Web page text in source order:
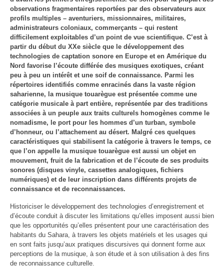
observations fragmentaires reportées par des observateurs aux
profils multiples – aventuriers, missionnaires, militaires,
administrateurs coloniaux, commerçants – qui restent
difficilement exploitables d’un point de vue scientifique. C’est à
partir du début du XXe siècle que le développement des
technologies de captation sonore en Europe et en Amérique du
Nord favorise l’écoute différée des musiques exotiques, créant
peu à peu un intérêt et une soif de connaissance. Parmi les
répertoires identifiés comme enracinés dans la vaste région
saharienne, la musique touarègue est présentée comme une
catégorie musicale à part entière, représentée par des traditions
associées à un peuple aux traits culturels homogènes comme le
nomadisme, le port pour les hommes d’un turban, symbole
d’honneur, ou l’attachement au désert. Malgré ces quelques
caractéristiques qui stabilisent la catégorie à travers le temps, ce
que l’on appelle la musique touarègue est aussi un objet en
mouvement, fruit de la fabrication et de l’écoute de ses produits
sonores (disques vinyle, cassettes analogiques, fichiers
numériques) et de leur inscription dans différents projets de
connaissance et de reconnaissances.
Historiciser le développement des technologies d’enregistrement et
d’écoute conduit à discuter les limitations qu’elles imposent aussi bien
que les opportunités qu’elles présentent pour une caractérisation des
habitants du Sahara, à travers les objets matériels et les usages qui
en sont faits jusqu’aux pratiques discursives qui donnent forme aux
perceptions de la musique, à son étude et à son utilisation à des fins
de reconnaissance culturelle.